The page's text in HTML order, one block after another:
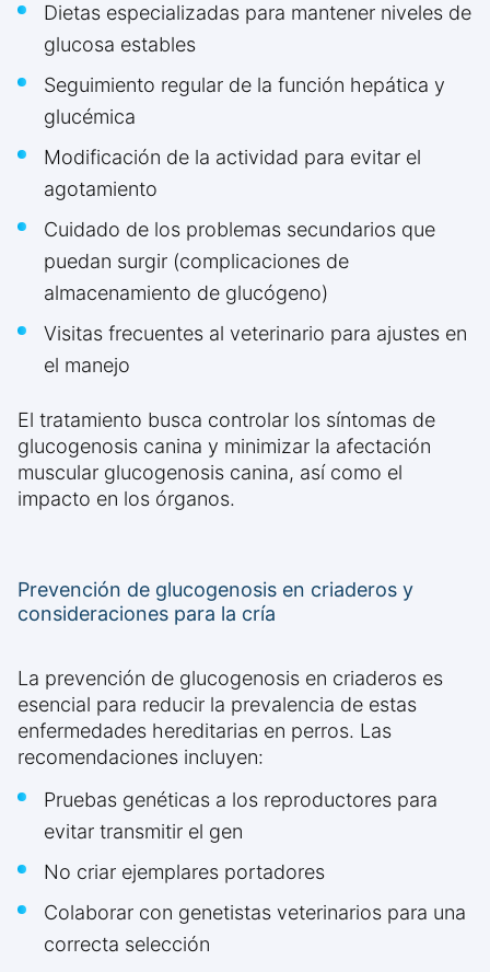
Dietas especializadas para mantener niveles de
glucosa estables
Seguimiento regular de la función hepática y
glucémica
Modificación de la actividad para evitar el
agotamiento
Cuidado de los problemas secundarios que
puedan surgir (complicaciones de
almacenamiento de glucógeno)
Visitas frecuentes al veterinario para ajustes en
el manejo
El tratamiento busca controlar los síntomas de
glucogenosis canina y minimizar la afectación
muscular glucogenosis canina, así como el
impacto en los órganos.
Prevención de glucogenosis en criaderos y
consideraciones para la cría
La prevención de glucogenosis en criaderos es
esencial para reducir la prevalencia de estas
enfermedades hereditarias en perros. Las
recomendaciones incluyen:
Pruebas genéticas a los reproductores para
evitar transmitir el gen
No criar ejemplares portadores
Colaborar con genetistas veterinarios para una
correcta selección